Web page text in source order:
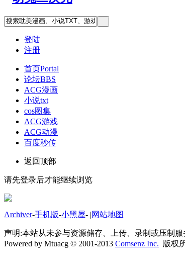
登陆
注册
首页Portal
论坛BBS
ACG漫画
小说txt
cos图集
ACG游戏
ACG动漫
百度秒传
返回顶部
请先登录后才能继续浏览
Archiver-手机版-小黑屋- |网站地图
声明:本站从未参与资源储存、上传、录制或压制
Powered by Mtuacg © 2001-2013 Comsenz Inc. 版权